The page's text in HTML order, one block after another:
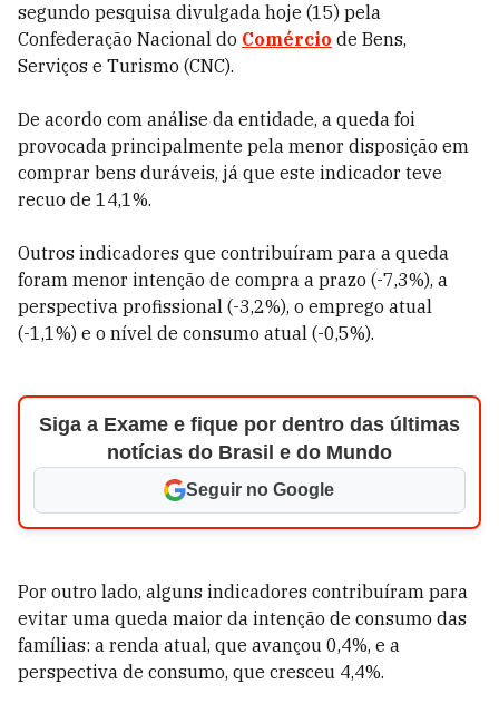
segundo pesquisa divulgada hoje (15) pela
Confederação Nacional do Comércio de Bens,
Serviços e Turismo (CNC).
De acordo com análise da entidade, a queda foi
provocada principalmente pela menor disposição em
comprar bens duráveis, já que este indicador teve
recuo de 14,1%.
Outros indicadores que contribuíram para a queda
foram menor intenção de compra a prazo (-7,3%), a
perspectiva profissional (-3,2%), o emprego atual
(-1,1%) e o nível de consumo atual (-0,5%).
Siga a Exame e fique por dentro das últimas
notícias do Brasil e do Mundo
Seguir no Google
Por outro lado, alguns indicadores contribuíram para
evitar uma queda maior da intenção de consumo das
famílias: a renda atual, que avançou 0,4%, e a
perspectiva de consumo, que cresceu 4,4%.